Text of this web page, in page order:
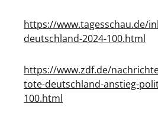
https://www.tagesschau.de/
deutschland-2024-100.html
https://www.zdf.de/
tote-deutschland-anstieg-
100.html